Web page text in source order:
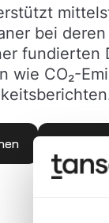
bei
fundierten
wie CO₂-